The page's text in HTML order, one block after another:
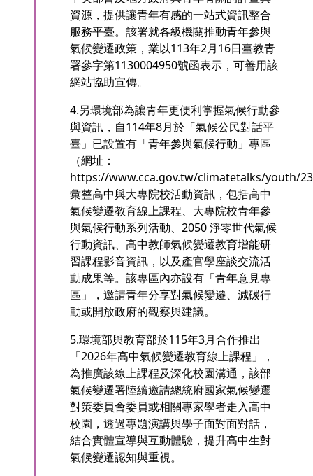
資源，提供讓青年有感的一站式資訊整合
服務平臺。該署就各級機關推動青年參與
氣候變遷政策，業以113年2月16日臺教青
署參字第1130004950號函表示，可善用該
網站協助宣傳。
4.另環境部為讓青年更便利掌握氣候行動參
與資訊，自114年8月於「氣候公民對話平
臺」已設置有「青年參與氣候行動」專區
（網址：
https://www.cca.gov.tw/climatetalks/youth/
彙整高中與大專院校活動資訊，包括高中
氣候變遷教育線上課程、大專院校青年參
與氣候行動系列活動、2050 淨零世代氣候
行動資訊、高中教師氣候變遷教育增能研
習課程影音資訊，以及產官學座談交流活
動成果等。該專區內亦設有「青年意見專
區」，邀請青年分享對氣候變遷、減碳行
動或開放政府的觀察與建議。
5.環境部與教育部於115年3月合作推出
「2026年高中氣候變遷教育線上課程」，
為推廣該線上課程及深化校園溝通，該部
氣候變遷署陸續邀請總統府國家氣候變遷
對策委員會委員或相關專家學者走入高中
校園，透過專題演講與學子面對面對話，
結合實體宣導與互動體驗，提升高中生對
氣候變遷認知與重視。